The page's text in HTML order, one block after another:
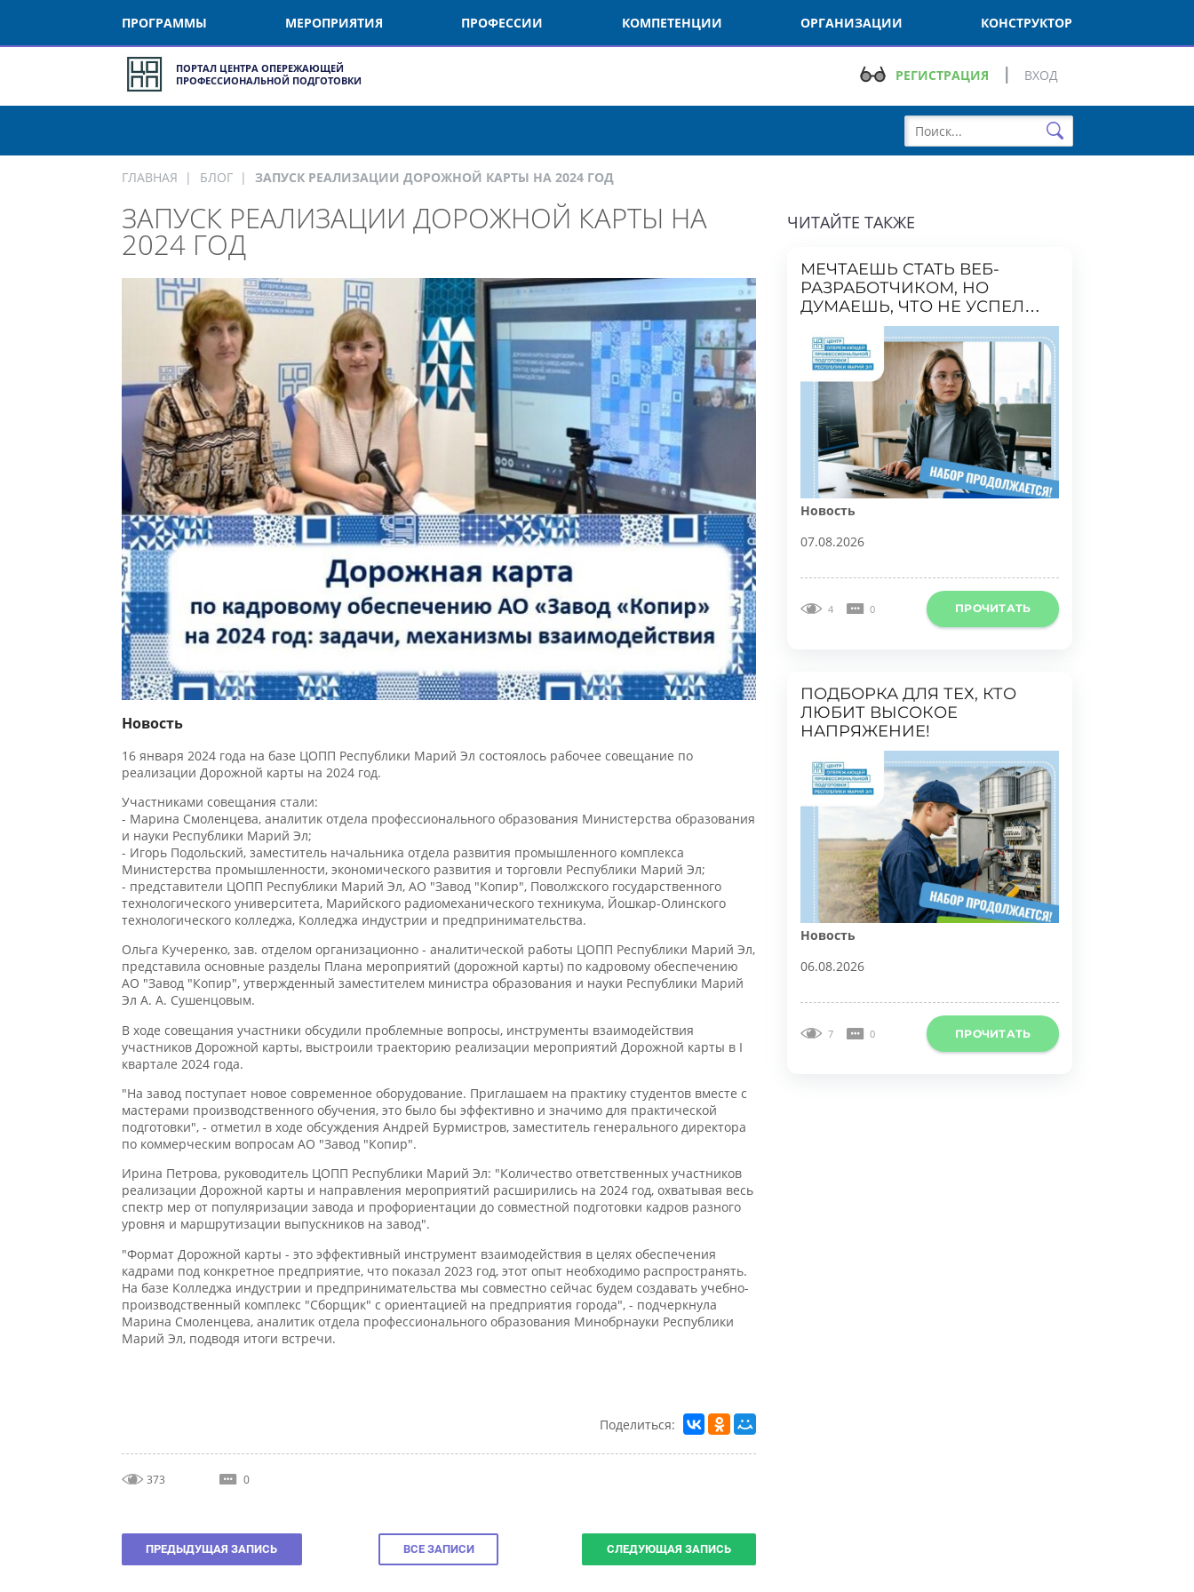
ПРОГРАММЫ МЕРОПРИЯТИЯ ПРОФЕССИИ КОМПЕТЕНЦИИ ОРГАНИЗАЦИИ КОНСТРУКТОР
ПОРТАЛ ЦЕНТРА ОПЕРЕЖАЮЩЕЙ
ПРОФЕССИОНАЛЬНОЙ ПОДГОТОВКИ
РЕГИСТРАЦИЯ ВХОД
ГЛАВНАЯ БЛОГ ЗАПУСК РЕАЛИЗАЦИИ ДОРОЖНОЙ КАРТЫ НА 2024 ГОД
ЗАПУСК РЕАЛИЗАЦИИ ДОРОЖНОЙ КАРТЫ НА
2024 ГОД
реализации Дорожной карты на 2024 год.
- Марина Смоленцева, аналитик отдела профессионального образования Министерства образования
и науки Республики Марий Эл;
- Игорь Подольский, заместитель начальника отдела развития промышленного комплекса
Министерства промышленности, экономического развития и торговли Республики Марий Эл;
- представители ЦОПП Республики Марий Эл, АО "Завод "Копир", Поволжского государственного
технологического университета, Марийского радиомеханического техникума, Йошкар-Олинского
технологического колледжа, Колледжа индустрии и предпринимательства.
Ольга Кучеренко, зав. отделом организационно - аналитической работы ЦОПП Республики Марий Эл,
представила основные разделы Плана мероприятий (дорожной карты) по кадровому обеспечению
АО "Завод "Копир", утвержденный заместителем министра образования и науки Республики Марий
Эл А. А. Сушенцовым.
В ходе совещания участники обсудили проблемные вопросы, инструменты взаимодействия
участников Дорожной карты, выстроили траекторию реализации мероприятий Дорожной карты в I
квартале 2024 года.
"На завод поступает новое современное оборудование. Приглашаем на практику студентов вместе с
мастерами производственного обучения, это было бы эффективно и значимо для практической
подготовки", - отметил в ходе обсуждения Андрей Бурмистров, заместитель генерального директора
по коммерческим вопросам АО "Завод "Копир".
Ирина Петрова, руководитель ЦОПП Республики Марий Эл: "Количество ответственных участников
реализации Дорожной карты и направления мероприятий расширились на 2024 год, охватывая весь
спектр мер от популяризации завода и профориентации до совместной подготовки кадров разного
уровня и маршрутизации выпускников на завод".
"Формат Дорожной карты - это эффективный инструмент взаимодействия в целях обеспечения
кадрами под конкретное предприятие, что показал 2023 год, этот опыт необходимо распространять.
На базе Колледжа индустрии и предпринимательства мы совместно сейчас будем создавать учебно-
производственный комплекс "Сборщик" с ориентацией на предприятия города", - подчеркнула
Марина Смоленцева, аналитик отдела профессионального образования Минобрнауки Республики
Марий Эл, подводя итоги встречи.
373 0
ЧИТАЙТЕ ТАКЖЕ
МЕЧТАЕШЬ СТАТЬ ВЕБ-
РАЗРАБОТЧИКОМ, НО
ДУМАЕШЬ, ЧТО НЕ УСПЕЛ
ПОСТУПИТЬ?
Новость
ПРОЧИТАТЬ
ЛЮБИТ ВЫСОКОЕ
НАПРЯЖЕНИЕ!
Новость
ПРОЧИТАТЬ